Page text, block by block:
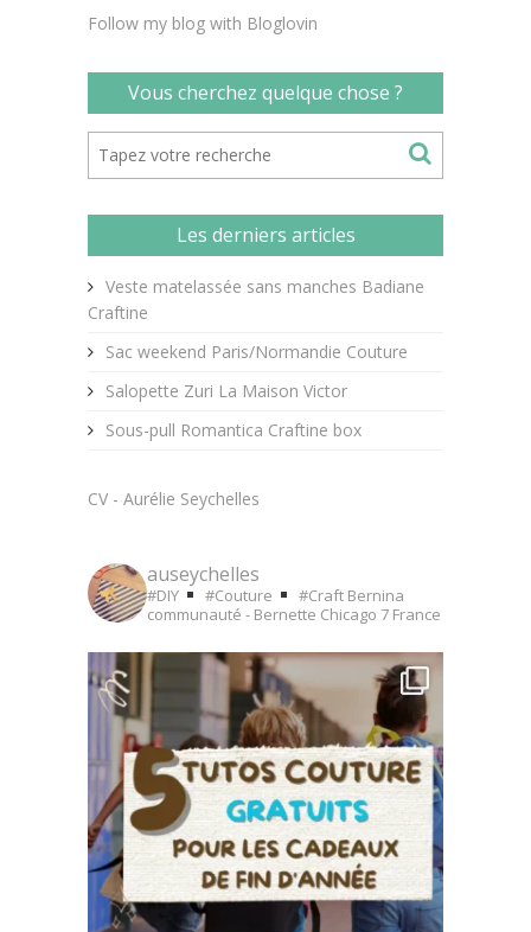
Follow my blog with Bloglovin
Vous cherchez quelque chose ?
Les derniers articles
Veste matelassée sans manches Badiane
Craftine
Sac weekend Paris/Normandie Couture
Salopette Zuri La Maison Victor
Sous-pull Romantica Craftine box
CV - Aurélie Seychelles
auseychelles
#DIY #Couture #Craft Bernina
communauté - Bernette Chicago 7 France